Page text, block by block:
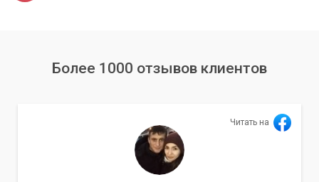
серьезных поломок и продлить срок службы вашей
Более 1000 отзывов клиентов
Читать на